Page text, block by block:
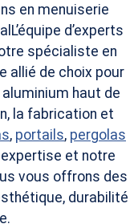
en menuiserie
d’experts
spécialiste en
allié de choix pour
haut de
la fabrication et
, portails, pergolas
et notre
vous offrons des
durabilité